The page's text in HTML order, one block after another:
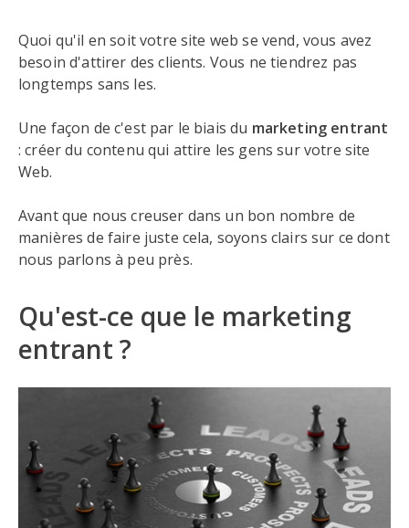
Quoi qu'il en soit votre site web se vend, vous avez
besoin d'attirer des clients. Vous ne tiendrez pas
longtemps sans les.
Une façon de c'est par le biais du marketing entrant
: créer du contenu qui attire les gens sur votre site
Web.
Avant que nous creuser dans un bon nombre de
manières de faire juste cela, soyons clairs sur ce dont
nous parlons à peu près.
Qu'est-ce que le marketing
entrant ?